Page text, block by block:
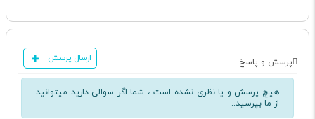
پرسش و پاسخ ارسال پرسش
هیچ پرسش و یا نظری نشده است ، شما اگر سوالی دارید میتوانید
از ما بپرسید..